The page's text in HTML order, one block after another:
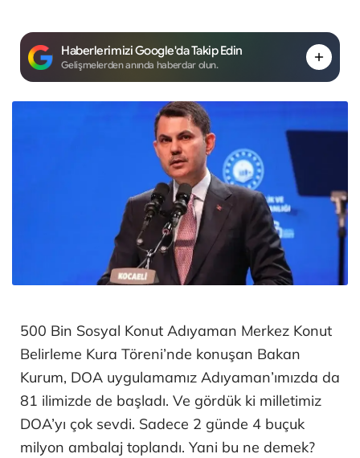
Haberlerimizi Google'da Takip Edin
Gelişmelerden anında haberdar olun.
500 Bin Sosyal Konut Adıyaman Merkez Konut
Belirleme Kura Töreni’nde konuşan Bakan
Kurum, DOA uygulamamız Adıyaman’ımızda da
81 ilimizde de başladı. Ve gördük ki milletimiz
DOA’yı çok sevdi. Sadece 2 günde 4 buçuk
milyon ambalaj toplandı. Yani bu ne demek?